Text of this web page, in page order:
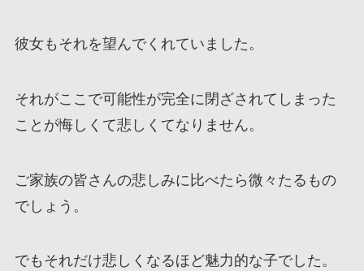
彼女もそれを望んでくれていました。
それがここで可能性が完全に閉ざされてしまった
ことが悔しくて悲しくてなりません。
ご家族の皆さんの悲しみに比べたら微々たるもの
でしょう。
でもそれだけ悲しくなるほど魅力的な子でした。